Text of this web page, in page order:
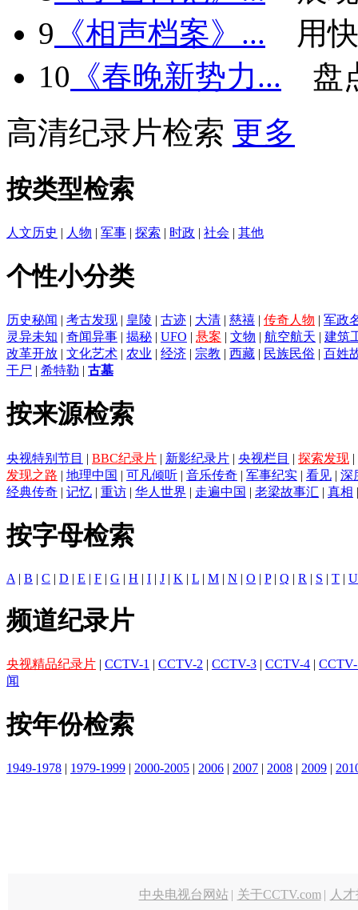
9 《相声档案》...
用
10 《春晚新势力...
盘
高清纪录片检索 更多
按类型检索
人文历史 | 人物 | 军事 | 探索 | 时政 | 社会 | 其他
个性小分类
历史秘闻 | 考古发现 | 皇陵 | 古迹 | 大清 | 慈禧 | 传奇人物 | 军政
灵异未知 | 奇闻异事 | 揭秘 | UFO | 悬案 | 文物 | 航空航天 | 建筑
改革开放 | 文化艺术 | 农业 | 经济 | 宗教 | 西藏 | 民族民俗 | 百姓
干尸 | 希特勒 | 古墓
按来源检索
央视特别节目 | BBC纪录片 | 新影纪录片 | 央视栏目 | 探索发现 |
发现之路 | 地理中国 | 可凡倾听 | 音乐传奇 | 军事纪实 | 看见 | 深
经典传奇 | 记忆 | 重访 | 华人世界 | 走遍中国 | 老梁故事汇 | 真相
按字母检索
A | B | C | D | E | F | G | H | I | J | K | L | M | N | O | P| Q | R | S | T | U
频道纪录片
央视精品纪录片 | CCTV-1 | CCTV-2 | CCTV-3 | CCTV-4 |
闻
按年份检索
1949-1978 | 1979-1999 | 2000-2005 | 2006 | 2007 | 2008 | 2009 |
中央电视台网站 | 关于CCTV.com | 人